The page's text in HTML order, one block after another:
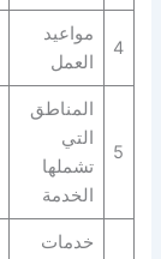
4
مواعيد
العمل
5
المناطق
التي
تشملها
الخدمة
خدمات